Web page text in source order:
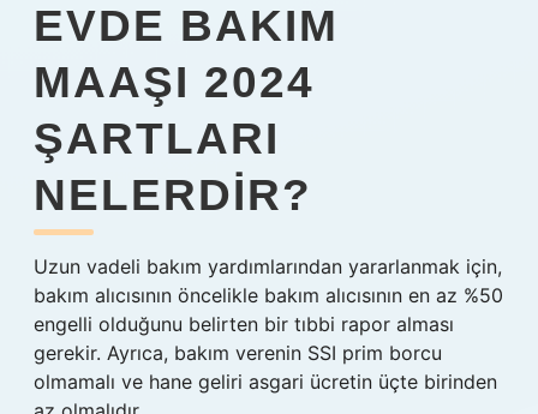
EVDE BAKIM
MAAŞI 2024
ŞARTLARI
NELERDIR?
Uzun vadeli bakım yardımlarından yararlanmak için,
bakım alıcısının öncelikle bakım alıcısının en az %50
engelli olduğunu belirten bir tıbbi rapor alması
gerekir. Ayrıca, bakım verenin SSI prim borcu
olmamalı ve hane geliri asgari ücretin üçte birinden